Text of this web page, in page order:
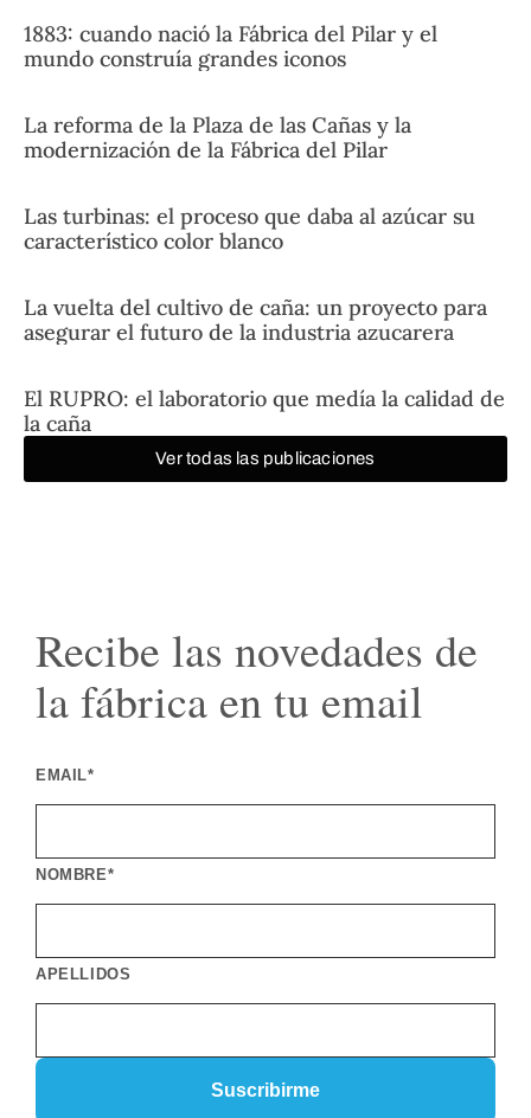
1883: cuando nació la Fábrica del Pilar y el
mundo construía grandes iconos
La reforma de la Plaza de las Cañas y la
modernización de la Fábrica del Pilar
Las turbinas: el proceso que daba al azúcar su
característico color blanco
La vuelta del cultivo de caña: un proyecto para
asegurar el futuro de la industria azucarera
El RUPRO: el laboratorio que medía la calidad de
la caña
Ver todas las publicaciones
Recibe las novedades de
la fábrica en tu email
EMAIL*
NOMBRE*
APELLIDOS